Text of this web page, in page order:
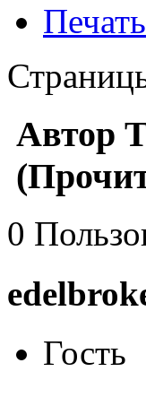
Печать
Автор
0
Гость